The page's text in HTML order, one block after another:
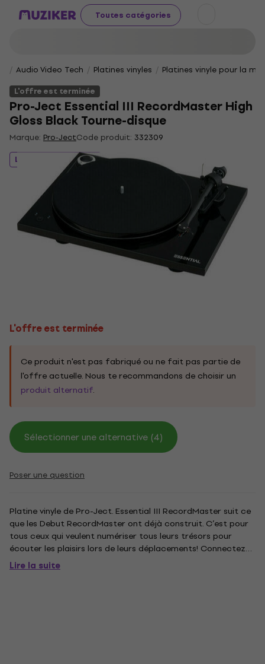
Toutes catégories
Audio Video Tech Platines vinyles
Platines vinyle pour la
L'offre est terminée
Pro-Ject Essential III RecordMaster High
Gloss Black Tourne-disque
Marque: Pro-JectCode produit: 332309
L'offre est terminée
L'offre est terminée
Ce produit n'est pas fabriqué ou ne fait pas partie de
l'offre actuelle. Nous te recommandons de choisir un
produit alternatif.
Sélectionner une alternative (4)
Poser une question
Platine vinyle de Pro-Ject. Essential III RecordMaster suit ce
que les Debut RecordMaster ont déjà construit. C’est pour
tous ceux qui veulent numériser tous leurs trésors pour
écouter les plaisirs lors de leurs déplacements! Connectez
simplement votre Essential III RecordMaster à un PC ou à un
Mac et enregistrez votre vinyle. Il envoie des...
Lire la suite